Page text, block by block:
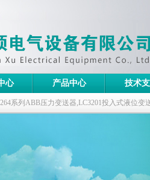
心 产品中心 技术
系列ABB压力变送器,LC3201投入式液位